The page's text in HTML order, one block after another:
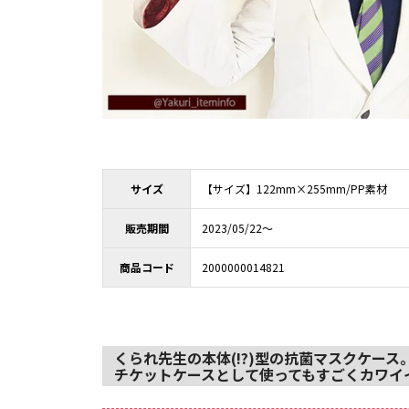
サイズ 【サイズ】122mm×255mm/PP素材
販売期間 2023/05/22～
商品コード 2000000014821
くられ先生の本体(!?)型の抗菌マスクケース
チケットケースとして使ってもすごくカワイ